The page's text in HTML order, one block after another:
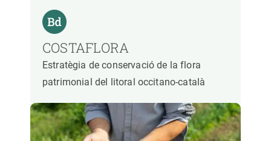
COSTAFLORA
Estratègia de conservació de la flora
patrimonial del litoral occitano-català